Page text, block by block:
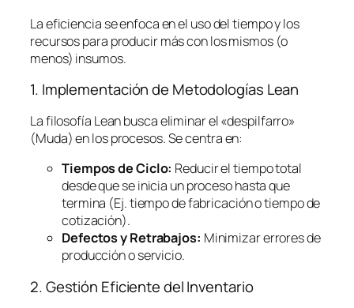
La eficiencia se enfoca en el uso del tiempo y los
recursos para producir más con los mismos (o
menos) insumos.
1. Implementación de Metodologías Lean
La filosofía Leanbusca eliminar el «despilfarro»
(Muda) en los procesos. Se centra en:
Tiempos de Ciclo: Reducir el tiempo total
desde que se inicia un proceso hasta que
termina (Ej. tiempo de fabricación o tiempo de
cotización).
Defectos y Retrabajos: Minimizar errores de
producción o servicio.
2. Gestión Eficiente del Inventario